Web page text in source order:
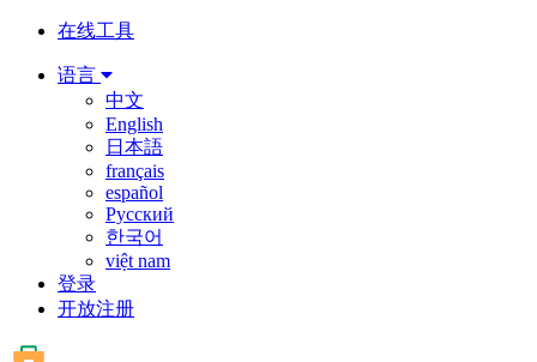
在线工具
语言
中文
English
日本語
français
español
Русский
한국어
việt nam
登录
开放注册